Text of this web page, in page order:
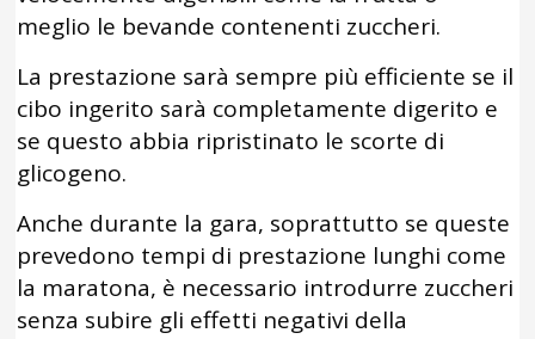
meglio le bevande contenenti zuccheri.
La prestazione sarà sempre più efficiente se il
cibo ingerito sarà completamente digerito e
se questo abbia ripristinato le scorte di
glicogeno.
Anche durante la gara, soprattutto se queste
prevedono tempi di prestazione lunghi come
la maratona, è necessario introdurre zuccheri
senza subire gli effetti negativi della